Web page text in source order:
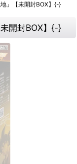
」【未開封BOX】{-}
開封BOX】{-}